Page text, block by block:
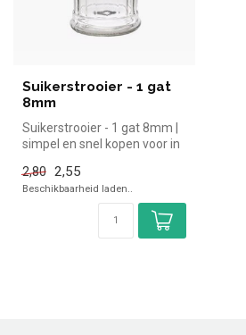
Suikerstrooier - 1 gat
8mm
Suikerstrooier - 1 gat 8mm |
simpel en snel kopen voor in
2,80 2,55
Beschikbaarheid laden..